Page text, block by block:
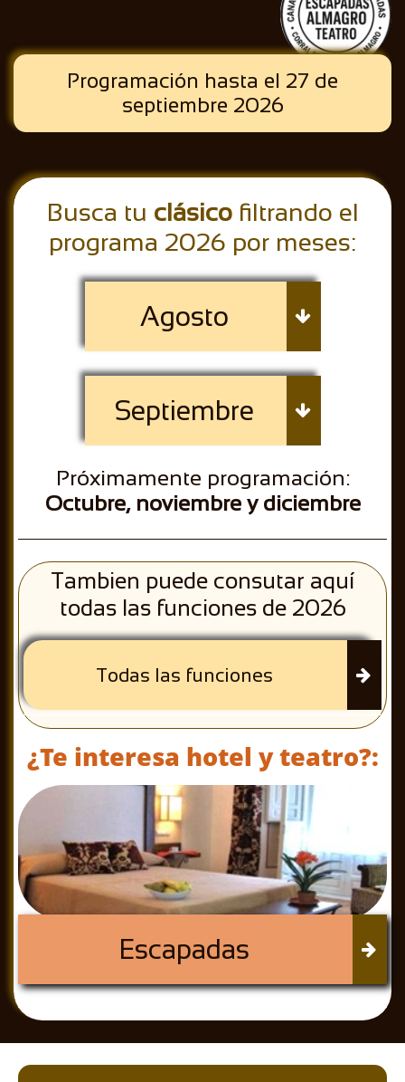
​Programación hasta el 27 de
septiembre 2026
Busca tu clásicofiltrando el
programa 2026 por meses:
Agosto 
Septiembre 
Próximamente programación:
Octubre, noviembre y diciembre
Tambien puede consutar aquí
todas las funciones de 2026
Todas las funciones 
¿Te interesa hotel y teatro?:
Escapadas 